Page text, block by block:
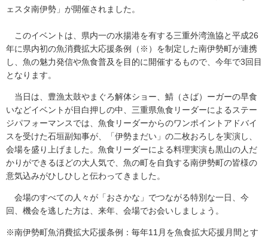
ェスタ南伊勢」が開催されました。
このイベントは、県内一の水揚港を有する三重外湾漁協と平成26
年に県内初の魚消費拡大応援条例（※）を制定した南伊勢町が連携
し、魚の魅力発信や魚食普及を目的に開催するもので、今年で3回目
となります。
当日は、豊漁太鼓やまぐろ解体ショー、鯖（さば）ーガーの早食
いなどイベントが目白押しの中、三重県魚食リーダーによるステー
ジパフォーマンスでは、魚食リーダーからのワンポイントアドバイ
スを受けた石垣副知事が、「伊勢まだい」の二枚おろしを実演し、
会場を盛り上げました。魚食リーダーによる料理実演も黒山の人だ
かりができるほどの大人気で、魚の町を自負する南伊勢町の皆様の
意気込みがひしひしと伝わってきました。
会場のすべての人々が「おさかな」でつながる特別な一日、今
回、機会を逃した方は、来年、会場でお会いしましょう。
※南伊勢町魚消費拡大応援条例：毎年11月を魚食拡大応援月間とす